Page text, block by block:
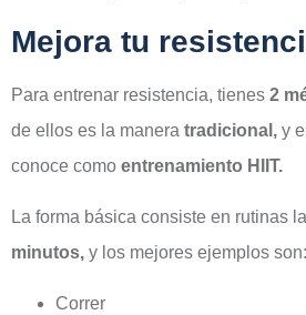
Mejora tu
Para entrenar resistencia, tienes 2
de ellos es la manera tradicional, y
conoce como entrenamiento HIIT.
La forma básica consiste en rutinas
minutos, y los mejores ejemplos son:
Correr